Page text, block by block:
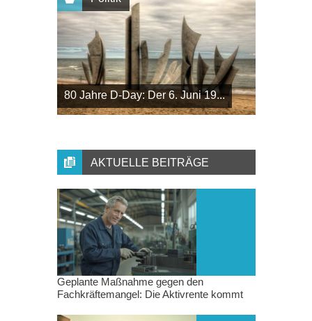
80 Jahre D-Day: Der 6. Juni 19...
AKTUELLE BEITRÄGE
Geplante Maßnahme gegen den
Fachkräftemangel: Die Aktivrente kommt